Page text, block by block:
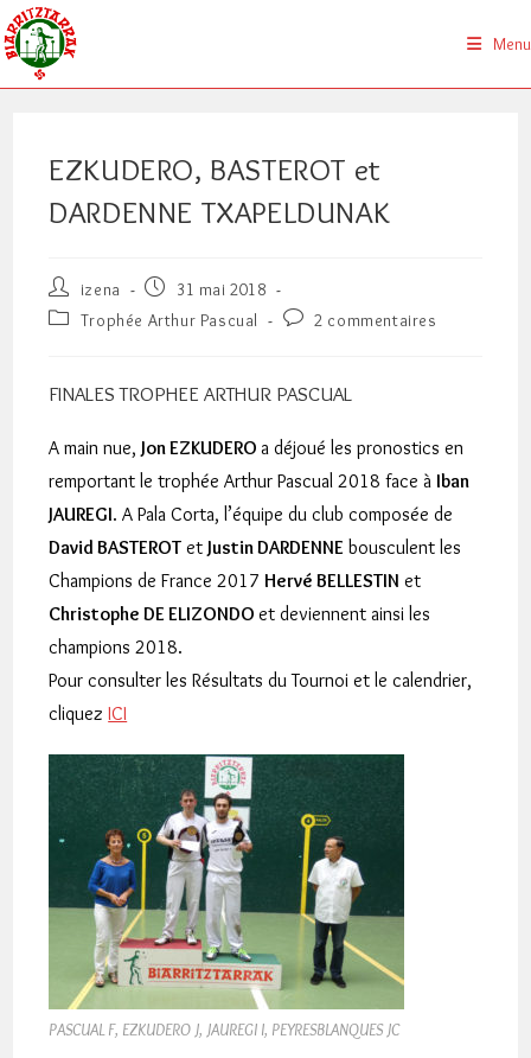
Skip
to
content
Menu
EZKUDERO, BASTEROT et
DARDENNE TXAPELDUNAK
Auteur/autrice
de
la
izena
Publication
publiée :
31 mai 2018
PostTrophée Arthur Pascual
Commentaires
publication :
2 commentaires
FINALES TROPHEE ARTHUR PASCUAL
A main nue,Jon EZKUDEROa déjoué les pronostics en
remportant le trophée Arthur Pascual 2018 face à Iban
JAUREGI. A Pala Corta, l’équipe du club composée de
David BASTEROT etJustin DARDENNE bousculent les
Champions de France 2017 Hervé BELLESTIN et
Christophe DE ELIZONDOet deviennent ainsi les
champions 2018.
Pour consulter les Résultats du Tournoi et le calendrier,
cliquezICI
PASCUAL F, EZKUDERO J, JAUREGI I, PEYRESBLANQUES JC